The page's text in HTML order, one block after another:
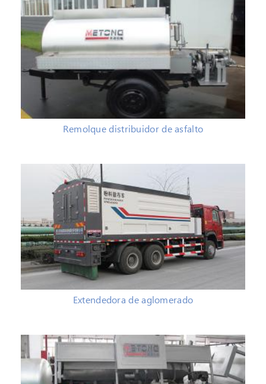
Remolque distribuidor de asfalto
Extendedora de aglomerado